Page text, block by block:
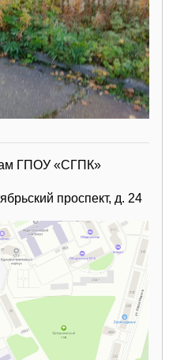
ГПОУ «СГПК»
проспект, д. 24